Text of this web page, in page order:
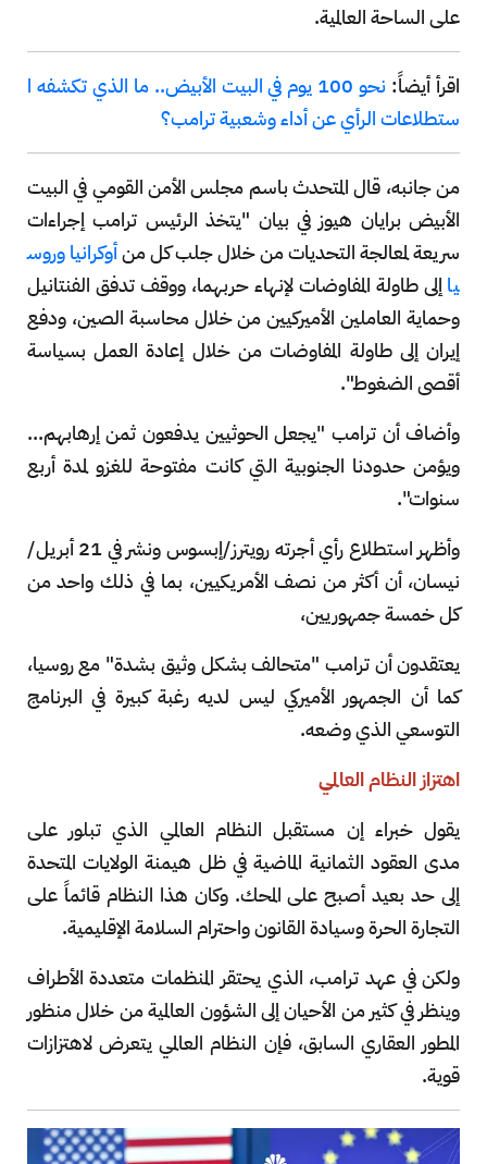
على الساحة العالمية.
اقرأ أيضاً:
نحو 100 يوم في البيت الأبيض.. ما الذي تكشفه ا
ستطلاعات الرأي عن أداء وشعبية ترامب؟
من جانبه، قال المتحدث باسم مجلس الأمن القومي في البيت
الأبيض برايان هيوز في بيان "يتخذ الرئيس ترامب إجراءات
سريعة لمعالجة التحديات من خلال جلب كل منأوكرانيا وروس
يا إلى طاولة المفاوضات لإنهاء حربهما، ووقف تدفق الفنتانيل
وحماية العاملين الأميركيين من خلال محاسبة الصين، ودفع
إيران إلى طاولة المفاوضات من خلال إعادة العمل بسياسة
أقصى الضغوط".
وأضاف أن ترامب "يجعل الحوثيين يدفعون ثمن إرهابهم...
ويؤمن حدودنا الجنوبية التي كانت مفتوحة للغزو لمدة أربع
سنوات".
وأظهر استطلاع رأي أجرته رويترز/إبسوس ونشر في 21 أبريل/
نيسان، أن أكثر من نصف الأمريكيين، بما في ذلك واحد من
كل خمسة جمهوريين،
يعتقدون أن ترامب "متحالف بشكل وثيق بشدة" مع روسيا،
كما أن الجمهور الأميركي ليس لديه رغبة كبيرة في البرنامج
التوسعي الذي وضعه.
اهتزاز النظام العالمي
يقول خبراء إن مستقبل النظام العالمي الذي تبلور على
مدى العقود الثمانية الماضية في ظل هيمنة الولايات المتحدة
إلى حد بعيد أصبح على المحك. وكان هذا النظام قائماً على
التجارة الحرة وسيادة القانون واحترام السلامة الإقليمية.
ولكن في عهد ترامب، الذي يحتقر المنظمات متعددة الأطراف
وينظر في كثير من الأحيان إلى الشؤون العالمية من خلال منظور
المطور العقاري السابق، فإن النظام العالمي يتعرض لاهتزازات
قوية.